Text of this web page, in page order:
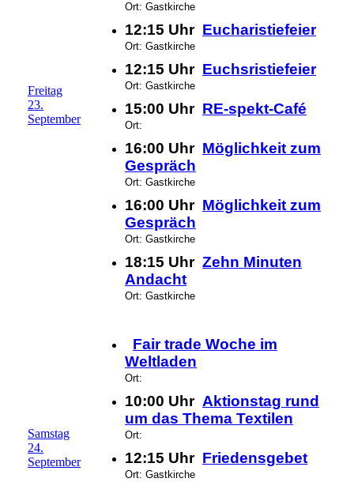
Freitag
23.
September
Ort: Gastkirche
12:15 Uhr Eucharistiefeier
Ort: Gastkirche
12:15 Uhr Euchsristiefeier
Ort: Gastkirche
15:00 Uhr RE-spekt-Café
Ort:
16:00 Uhr Möglichkeit zum
Gespräch
Ort: Gastkirche
16:00 Uhr Möglichkeit zum
Gespräch
Ort: Gastkirche
18:15 Uhr Zehn Minuten
Andacht
Ort: Gastkirche
Samstag
24.
September
Fair trade Woche im
Weltladen
Ort:
10:00 Uhr Aktionstag rund
um das Thema Textilen
Ort:
12:15 Uhr Friedensgebet
Ort: Gastkirche